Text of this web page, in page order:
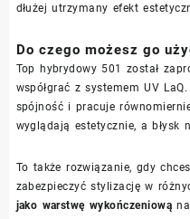
dłużej utrzymany efekt
Do czego możesz go
Top hybrydowy 501 został
współgrać z systemem UV
spójność i pracuje
wyglądają estetycznie, a błysk
To także rozwiązanie, gdy
zabezpieczyć stylizację w
jako warstwę wykończeniową